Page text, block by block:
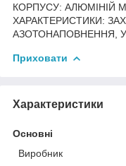
КОРПУСУ: АЛЮМІНІЙ
ХАРАКТЕРИСТИКИ:
АЗОТОНАПОВНЕННЯ,
Приховати
Характеристики
Основні
Виробник